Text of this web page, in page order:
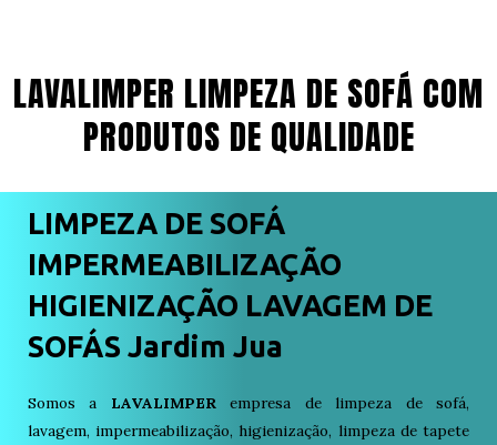
LAVALIMPER LIMPEZA DE SOFÁ COM
PRODUTOS DE QUALIDADE
LIMPEZA DE SOFÁ
IMPERMEABILIZAÇÃO
HIGIENIZAÇÃO LAVAGEM DE
SOFÁS Jardim Jua
Somos a LAVALIMPERempresa de limpeza de sofá,
lavagem, impermeabilização, higienização, limpeza de tapete